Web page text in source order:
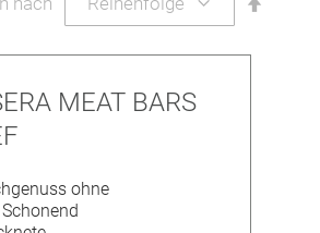
MEAT BARS
ohne
Schonend